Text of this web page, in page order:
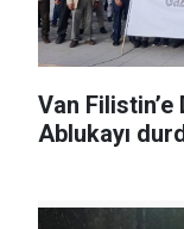
Van
Ablukayı